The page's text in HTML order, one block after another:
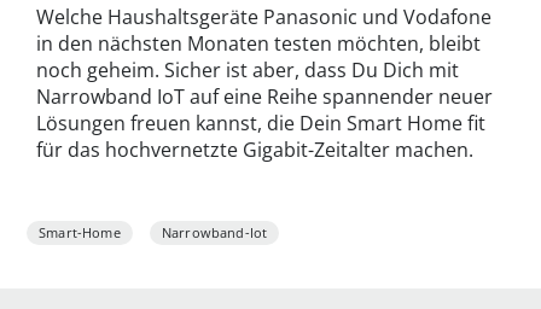
Welche Haushaltsgeräte Panasonic und Vodafone
in den nächsten Monaten testen möchten, bleibt
noch geheim. Sicher ist aber, dass Du Dich mit
Narrowband IoT auf eine Reihe spannender neuer
Lösungen freuen kannst, die Dein Smart Home fit
für das hochvernetzte Gigabit-Zeitalter machen.
Smart-Home Narrowband-Iot